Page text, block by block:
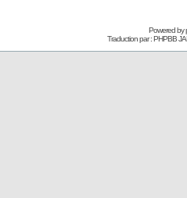
Powered by
Traduction par : PHPBB